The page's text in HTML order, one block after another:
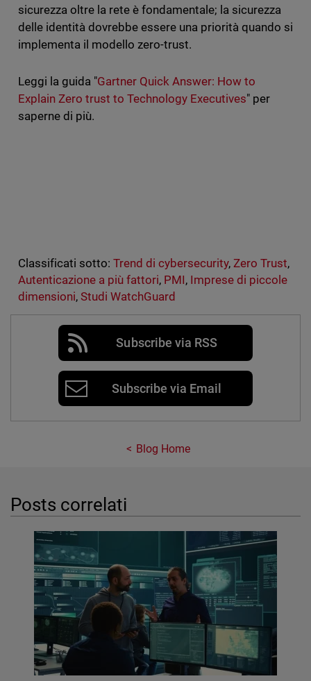
sicurezza oltre la rete è fondamentale; la sicurezza
delle identità dovrebbe essere una priorità quando si
implementa il modello zero-trust.
Leggi la guida "Gartner Quick Answer: How to
Explain Zero trust to Technology Executives" per
saperne di più.
Classificati sotto: Trend di cybersecurity,Zero Trust,
Autenticazione a più fattori, PMI, Imprese di piccole
dimensioni, Studi WatchGuard
Subscribe via RSS
Subscribe via Email
Blog Home
Posts correlati